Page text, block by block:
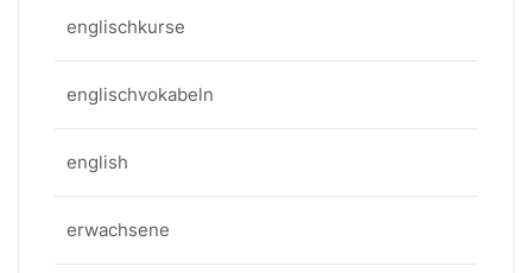
englischkurse
englischvokabeln
english
erwachsene